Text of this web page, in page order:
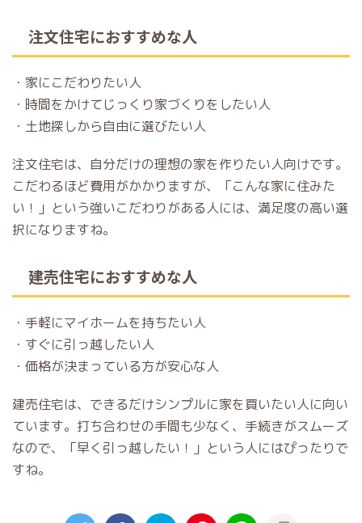
注文住宅におすすめな人
・家にこだわりたい人
・時間をかけてじっくり家づくりをしたい人
・土地探しから自由に選びたい人
注文住宅は、自分だけの理想の家を作りたい人向けです。
こだわるほど費用がかかりますが、「こんな家に住みた
い！」という強いこだわりがある人には、満足度の高い選
択になりますね。
建売住宅におすすめな人
・手軽にマイホームを持ちたい人
・すぐに引っ越したい人
・価格が決まっている方が安心な人
建売住宅は、できるだけシンプルに家を買いたい人に向い
ています。打ち合わせの手間も少なく、手続きがスムーズ
なので、「早く引っ越したい！」という人にはぴったりで
すね。